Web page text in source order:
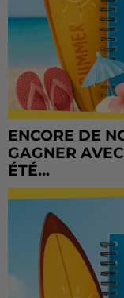
ENCORE DE
GAGNER
ÉTÉ...